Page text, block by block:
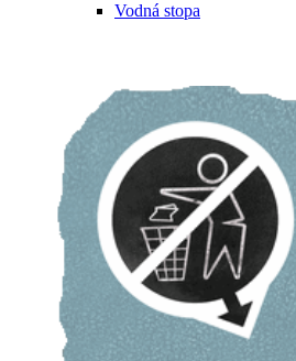
Vodná stopa